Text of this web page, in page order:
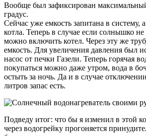
Вообще был зафиксирован
градус.
Сейчас уже емкость запитана в систему,
котла. Теперь в случае если солнышко не
можно включить котел. Через эту же
емкость. Для увеличения давления был
насос от печки Газели. Теперь горячая
покупаться можно даже утром, вода в
остыть за ночь. Да и в случае
литров запас есть.
Подведу итог: что бы я изменил в этой
через водогрейку прогоняется